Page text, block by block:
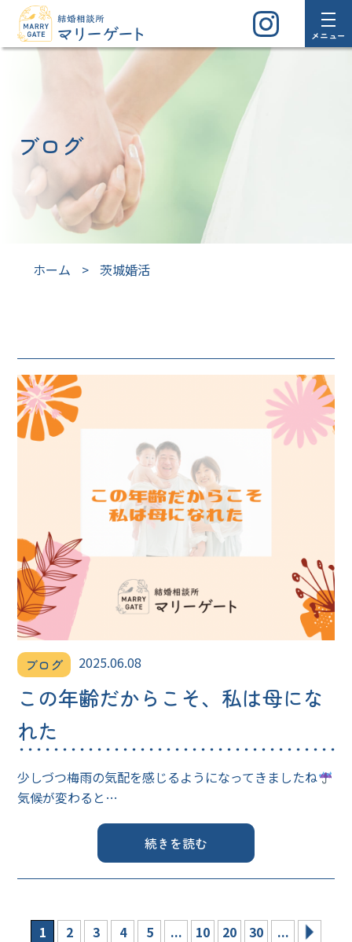
メニュー
ブログ
ホーム > 茨城婚活
ブログ 2025.06.08
この年齢だからこそ、私は母にな
れた
少しづつ梅雨の気配を感じるようになってきましたね
気候が変わると…
続きを読む
1 2 3 4 5 ... 10 20 30
...